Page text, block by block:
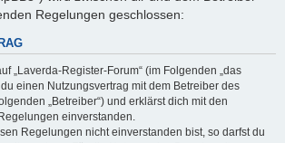
Regelungen geschlossen:
„Laverda-Register-Forum“ (im Folgenden „das
einen Nutzungsvertrag mit dem Betreiber des
„Betreiber“) und erklärst dich mit den
einverstanden.
Regelungen nicht einverstanden bist, so darfst du